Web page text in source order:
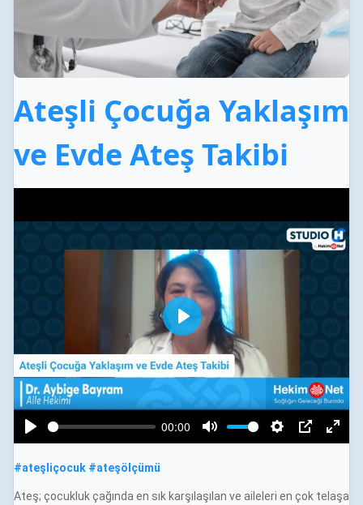
Ateşli Çocuğa Yaklaşım
ve Evde Ateş Takibi
#ateşliçocuk #ateşölçümü
Ateş; çocukluk çağında en sık karşılaşılan ve aileleri en çok telaşa